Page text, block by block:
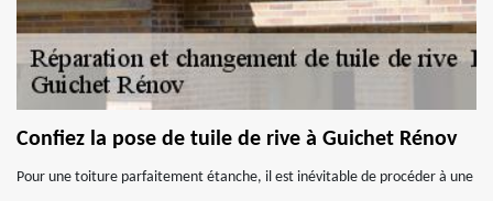
Confiez la pose de tuile de rive à Guichet Rénov
Pour une toiture parfaitement étanche, il est inévitable de procéder à une